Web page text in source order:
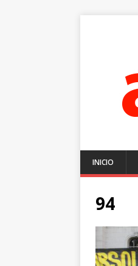
INICIO
94